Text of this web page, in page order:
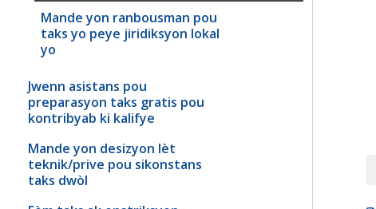
Mande yon ranbousman pou
taks yo peye jiridiksyon lokal
yo
Jwenn asistans pou
preparasyon taks gratis pou
kontribyab ki kalifye
Mande yon desizyon lèt
teknik/prive pou sikonstans
taks dwòl